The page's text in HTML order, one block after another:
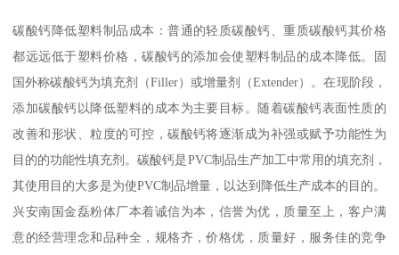
碳酸钙降低塑料制品成本：普通的轻质碳酸钙、重质碳酸钙其价格
都远远低于塑料价格，碳酸钙的添加会使塑料制品的成本降低。固
国外称碳酸钙为填充剂（Filler）或增量剂（Extender）。在现阶段，
添加碳酸钙以降低塑料的成本为主要目标。随着碳酸钙表面性质的
改善和形状、粒度的可控，碳酸钙将逐渐成为补强或赋予功能性为
目的的功能性填充剂。碳酸钙是PVC制品生产加工中常用的填充剂，
其使用目的大多是为使PVC制品增量，以达到降低生产成本的目的。
兴安南国金磊粉体厂本着诚信为本，信誉为优，质量至上，客户满
意的经营理念和品种全，规格齐，价格优，质量好，服务佳的竞争